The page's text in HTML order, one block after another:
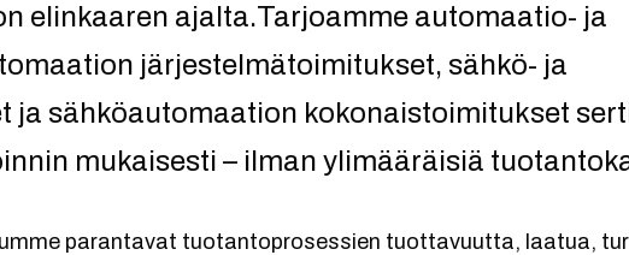
elinkaaren ajalta.Tarjoamme automaatio- ja
järjestelmätoimitukset, sähkö- ja
ja sähköautomaation kokonaistoimitukset
mukaisesti – ilman ylimääräisiä
parantavat tuotantoprosessien tuottavuutta, laatua,